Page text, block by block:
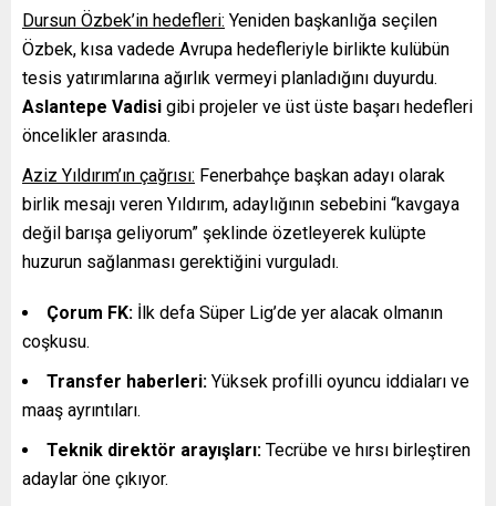
Dursun Özbek’in hedefleri: Yeniden başkanlığa seçilen
Özbek, kısa vadede Avrupa hedefleriyle birlikte kulübün
tesis yatırımlarına ağırlık vermeyi planladığını duyurdu.
Aslantepe Vadisi gibi projeler ve üst üste başarı hedefleri
öncelikler arasında.
Aziz Yıldırım’ın çağrısı: Fenerbahçe başkan adayı olarak
birlik mesajı veren Yıldırım, adaylığının sebebini “kavgaya
değil barışa geliyorum” şeklinde özetleyerek kulüpte
huzurun sağlanması gerektiğini vurguladı.
Çorum FK: İlk defa Süper Lig’de yer alacak olmanın
coşkusu.
Transfer haberleri: Yüksek profilli oyuncu iddiaları ve
maaş ayrıntıları.
Teknik direktör arayışları: Tecrübe ve hırsı birleştiren
adaylar öne çıkıyor.